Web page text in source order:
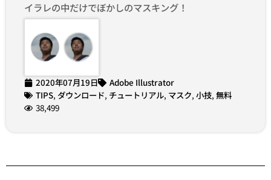
イラレの中だけでぼかしのマスキング！
2020年07月19日
Adobe Illustrator
TIPS, ダウンロード, チュートリアル, マスク, 小技, 無料
38,499